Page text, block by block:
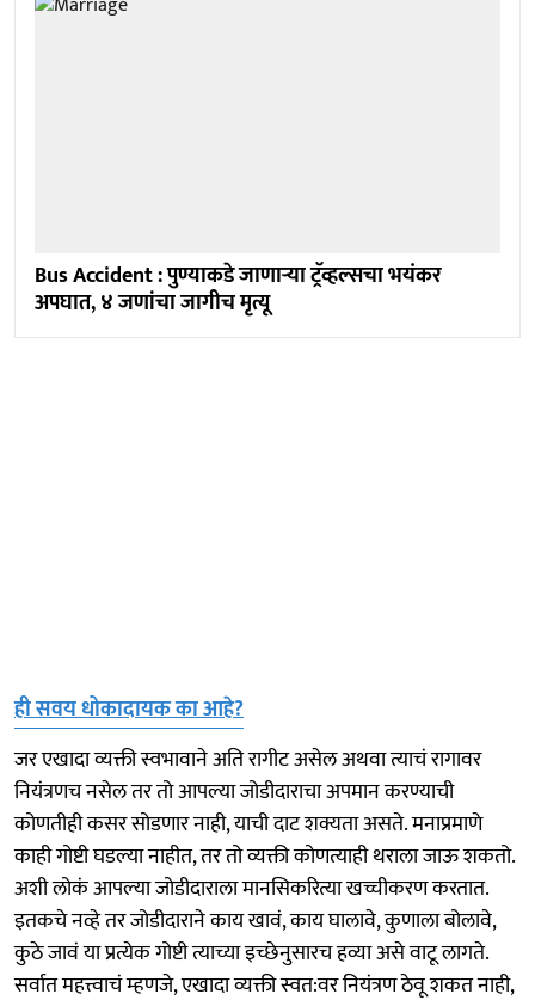
Bus Accident : पुण्याकडे जाणाऱ्या ट्रॅव्हल्सचा भयंकर
अपघात, ४ जणांचा जागीच मृत्यू
ही सवय धोकादायक का आहे?
जर एखादा व्यक्ती स्वभावाने अति रागीट असेल अथवा त्याचं रागावर
नियंत्रणच नसेल तर तो आपल्या जोडीदाराचा अपमान करण्याची
कोणतीही कसर सोडणार नाही, याची दाट शक्यता असते. मनाप्रमाणे
काही गोष्टी घडल्या नाहीत, तर तो व्यक्ती कोणत्याही थराला जाऊ शकतो.
अशी लोकं आपल्या जोडीदाराला मानसिकरित्या खच्चीकरण करतात.
इतकचे नव्हे तर जोडीदाराने काय खावं, काय घालावे, कुणाला बोलावे,
कुठे जावं या प्रत्येक गोष्टी त्याच्या इच्छेनुसारच हव्या असे वाटू लागते.
सर्वात महत्त्वाचं म्हणजे, एखादा व्यक्ती स्वत:वर नियंत्रण ठेवू शकत नाही,